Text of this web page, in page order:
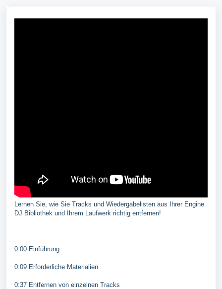
Lernen Sie, wie Sie Tracks und Wiedergabelisten aus Ihrer Engine
DJ Bibliothek und Ihrem Laufwerk richtig entfernen!
0:00 Einführung
0:09 Erforderliche Materialien
0:37 Entfernen von einzelnen Tracks